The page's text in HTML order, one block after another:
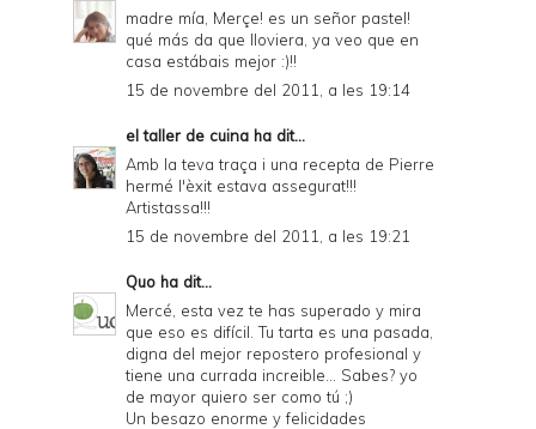
madre mía, Merçe! es un señor pastel!
qué más da que lloviera, ya veo que en
casa estábais mejor :)!!
15 de novembre del 2011, a les 19:14
el taller de cuina ha dit...
Amb la teva traça i una recepta de Pierre
hermé l'èxit estava assegurat!!!
Artistassa!!!
15 de novembre del 2011, a les 19:21
Quo ha dit...
Mercé, esta vez te has superado y mira
que eso es difícil. Tu tarta es una pasada,
digna del mejor repostero profesional y
tiene una currada increible... Sabes? yo
de mayor quiero ser como tú ;)
Un besazo enorme y felicidades